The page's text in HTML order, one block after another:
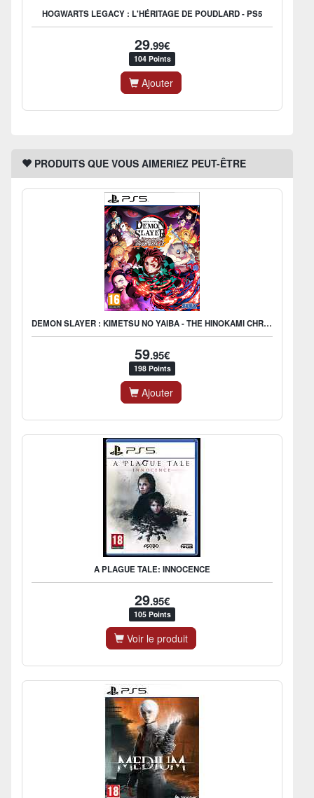
HOGWARTS LEGACY : L'HÉRITAGE DE POUDLARD - PS5
29.99€
104 Points
Ajouter
PRODUITS QUE VOUS AIMERIEZ PEUT-ÊTRE
DEMON SLAYER : KIMETSU NO YAIBA - THE HINOKAMI CHRONICLES
59.95€
198 Points
Ajouter
A PLAGUE TALE: INNOCENCE
29.95€
105 Points
Voir le produit